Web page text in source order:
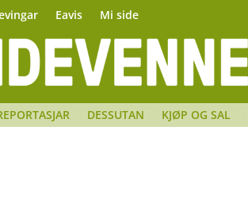
Eavis Mi side
DESSUTAN KJØP OG SAL